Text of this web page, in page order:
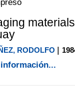
in today's
J.
| 1989